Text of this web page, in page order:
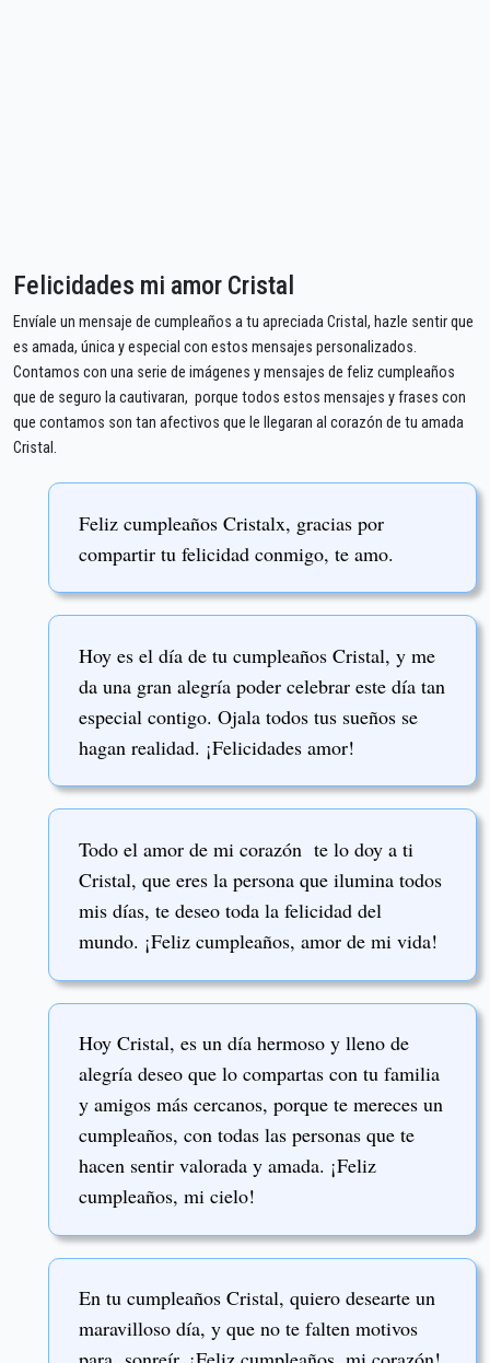
Felicidades mi amor Cristal
Envíale un mensaje de cumpleaños a tu apreciada Cristal, hazle sentir que
es amada, única y especial con estos mensajes personalizados.
Contamos con una serie de imágenes y mensajes de feliz cumpleaños
que de seguro la cautivaran, porque todos estos mensajes y frases con
que contamos son tan afectivos que le llegaran al corazón de tu amada
Cristal.
Feliz cumpleaños Cristalx, gracias por
compartir tu felicidad conmigo, te amo.
Hoy es el día de tu cumpleaños Cristal, y me
da una gran alegría poder celebrar este día tan
especial contigo. Ojala todos tus sueños se
hagan realidad. ¡Felicidades amor!
Todo el amor de mi corazón te lo doy a ti
Cristal, que eres la persona que ilumina todos
mis días, te deseo toda la felicidad del
mundo. ¡Feliz cumpleaños, amor de mi vida!
Hoy Cristal, es un día hermoso y lleno de
alegría deseo que lo compartas con tu familia
y amigos más cercanos, porque te mereces un
cumpleaños, con todas las personas que te
hacen sentir valorada y amada. ¡Feliz
cumpleaños, mi cielo!
En tu cumpleaños Cristal, quiero desearte un
maravilloso día, y que no te falten motivos